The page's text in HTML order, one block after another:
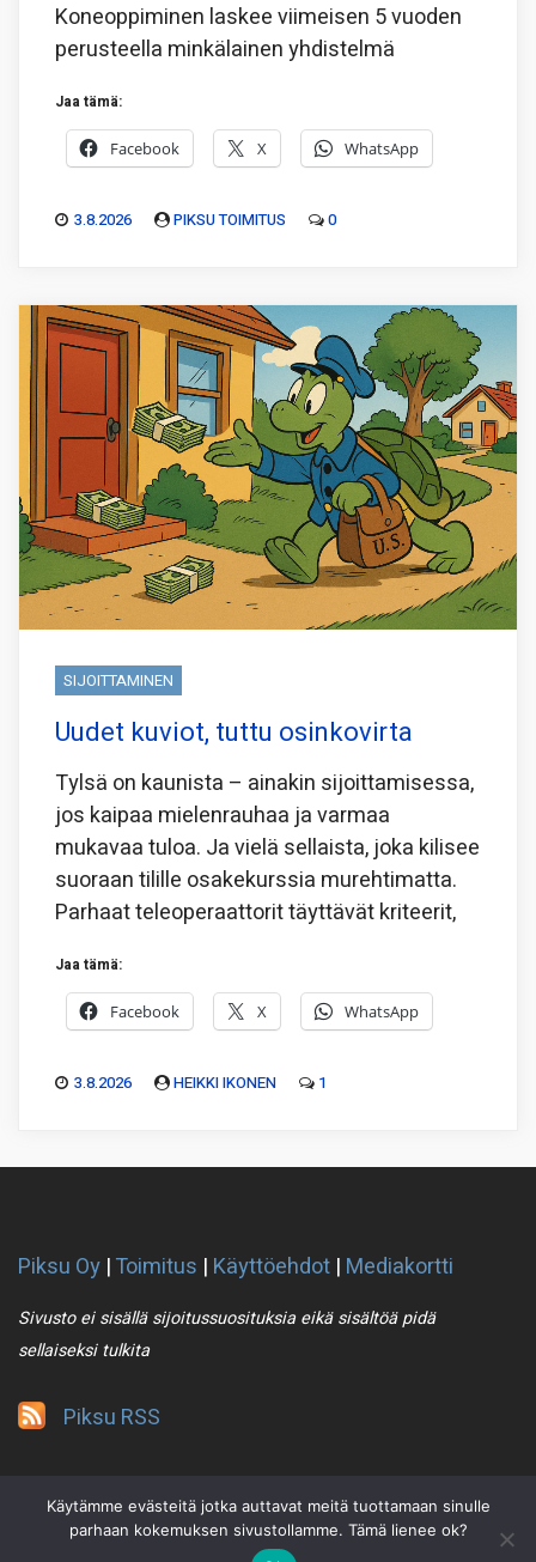
Koneoppiminen laskee viimeisen 5 vuoden
perusteella minkälainen yhdistelmä
Jaa tämä:
Facebook X WhatsApp
3.8.2026 PIKSU TOIMITUS 0
SIJOITTAMINEN
Uudet kuviot, tuttu osinkovirta
Tylsä on kaunista – ainakin sijoittamisessa,
jos kaipaa mielenrauhaa ja varmaa
mukavaa tuloa. Ja vielä sellaista, joka kilisee
suoraan tilille osakekurssia murehtimatta.
Parhaat teleoperaattorit täyttävät kriteerit,
Jaa tämä:
Facebook X WhatsApp
3.8.2026 HEIKKI IKONEN 1
Piksu Oy |Toimitus | Käyttöehdot | Mediakortti
Sivusto ei sisällä sijoitussuosituksia eikä sisältöä pidä
sellaiseksi tulkita
Piksu RSS
Käytämme evästeitä jotka auttavat meitä tuottamaan sinulle
parhaan kokemuksen sivustollamme. Tämä lienee ok?